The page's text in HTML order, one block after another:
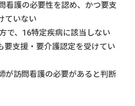
看護の必要性を認め、かつ要支
ていない
で、16特定疾病に該当しない
要支援・要介護認定を受けてい
が訪問看護の必要があると判断